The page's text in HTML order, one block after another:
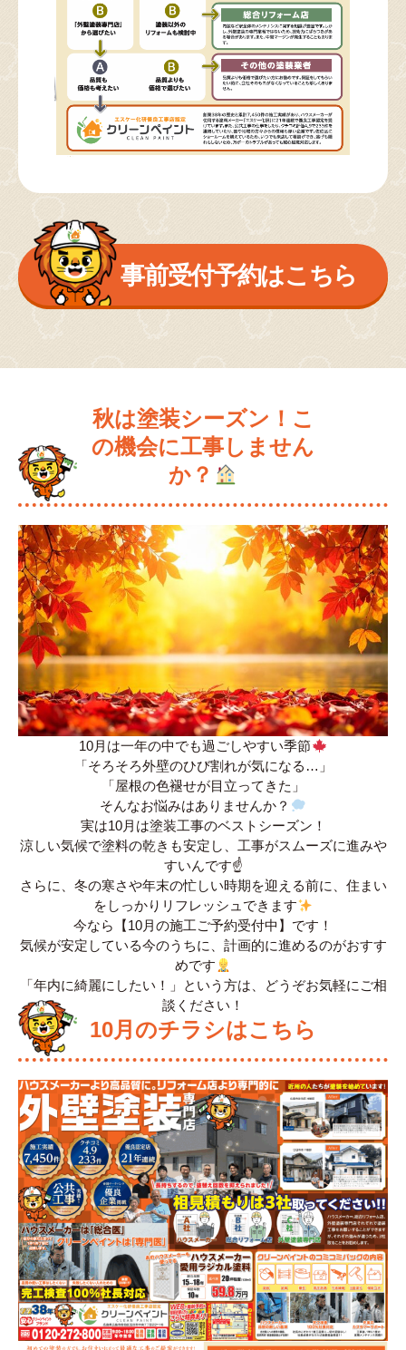
事前受付予約はこちら
秋は塗装シーズン！こ
の機会に工事しません
か？
10月は一年の中でも過ごしやすい季節
「そろそろ外壁のひび割れが気になる…」
「屋根の色褪せが目立ってきた」
そんなお悩みはありませんか？
実は10月は塗装工事のベストシーズン！
涼しい気候で塗料の乾きも安定し、工事がスムーズに進みや
すいんです☝️
さらに、冬の寒さや年末の忙しい時期を迎える前に、住まい
をしっかりリフレッシュできます
今なら【10月の施工ご予約受付中】です！
気候が安定している今のうちに、計画的に進めるのがおすす
めです
「年内に綺麗にしたい！」という方は、どうぞお気軽にご相
談ください！
10月のチラシはこちら